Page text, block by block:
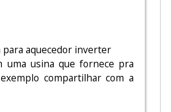
para aquecedor inverter
uma usina que fornece pra
compartilhar com a